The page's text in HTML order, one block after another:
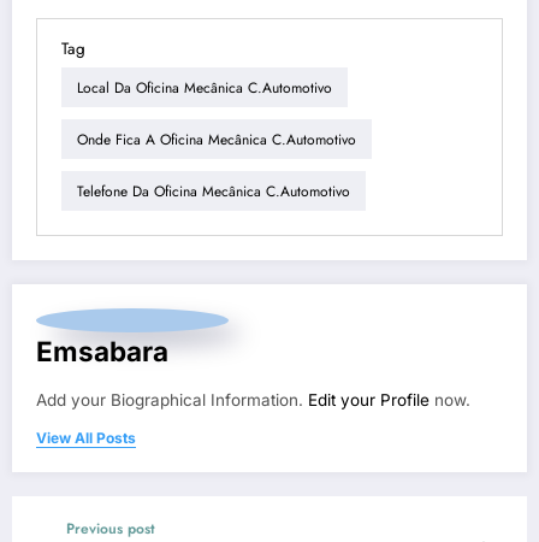
Tag
Local Da Oficina Mecânica C.Automotivo
Onde Fica A Oficina Mecânica C.Automotivo
Telefone Da Oficina Mecânica C.Automotivo
Emsabara
Add your Biographical Information. Edit your Profile now.
View All Posts
Previous post